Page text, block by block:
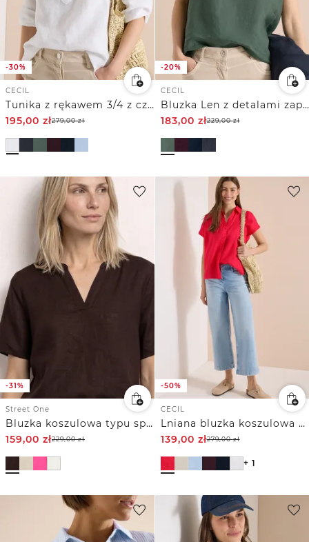
-30%
CECIL
Tunika z rękawem 3/4 z czystego Inu
195,00 zł279,00zł
-20%
CECIL
Bluzka Len z detalami zapinanymi na guziki
183,00 zł229,00zł
-31%
Street One
Bluzka koszulowa typu split neck z mieszanki lnu
159,00 zł229,00zł
-50%
CECIL
Lniana bluzka koszulowa z obniżoną linią ramion
139,00 zł279,00zł
+ 1